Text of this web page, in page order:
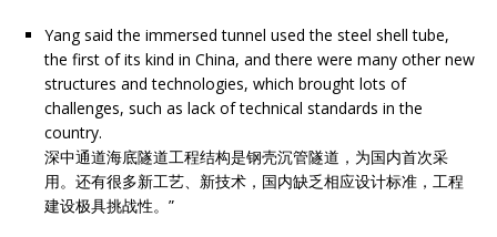
Yang said the immersed tunnel used the steel shell tube,
the first of its kind in China, and there were many other new
structures and technologies, which brought lots of
challenges, such as lack of technical standards in the
country.
深中通道海底隧道工程结构是钢壳沉管隧道，为国内首次采
用。还有很多新工艺、新技术，国内缺乏相应设计标准，工程
建设极具挑战性。”